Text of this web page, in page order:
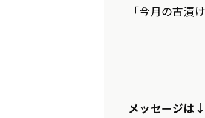
「今月の古漬
メッセージは